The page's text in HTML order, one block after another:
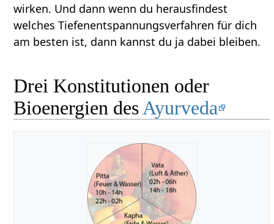
wirken. Und dann wenn du herausfindest
welches Tiefenentspannungsverfahren für dich
am besten ist, dann kannst du ja dabei bleiben.
Drei Konstitutionen oder
Bioenergien desAyurveda